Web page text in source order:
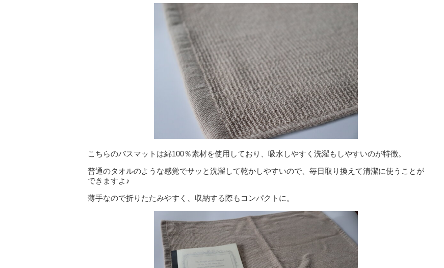
こちらのバスマットは綿100％素材を使用しており、吸水しやすく洗濯もしやすいのが特徴。
普通のタオルのような感覚でサッと洗濯して乾かしやすいので、毎日取り換えて清潔に使うことが
できますよ♪
薄手なので折りたたみやすく、収納する際もコンパクトに。